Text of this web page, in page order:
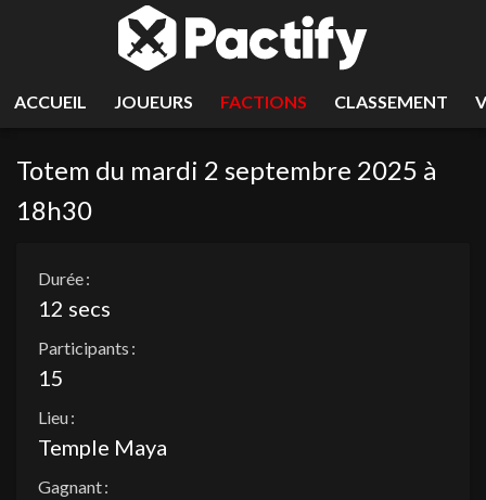
ACCUEIL JOUEURS FACTIONS CLASSEMENT
Totem du mardi 2 septembre 2025 à
18h30
Durée :
12 secs
Participants :
15
Lieu :
Temple Maya
Gagnant :